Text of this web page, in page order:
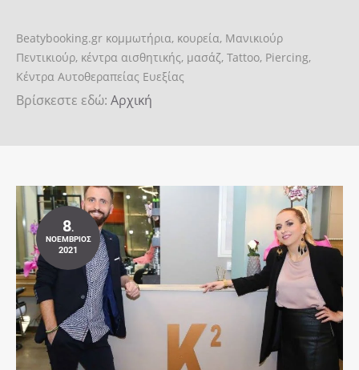
Beatybooking.gr κομμωτήρια, κουρεία, Μανικιούρ
Πεντικιούρ, κέντρα αισθητικής, μασάζ, Tattoo, Piercing,
Κέντρα Αυτοθεραπείας Ευεξίας
Βρίσκεστε εδώ: Αρχική
8.
ΝΟΈΜΒΡΙΟΣ
2021